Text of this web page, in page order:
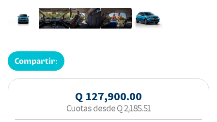
Compartir:
Q 127,900.00
Cuotas desde Q 2,185.51